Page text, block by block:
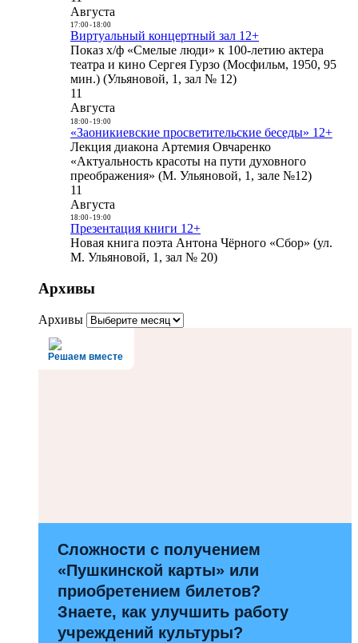
Августа
17:00- 18:00
Виртуальный концертный зал 12+
Показ х/ф «Смелые люди» к 100-летию актера
театра и кино Сергея Гурзо (Мосфильм, 1950, 95
мин.) (Ульяновой, 1, зал № 12)
11
Августа
18:00- 19:00
«Заоникиевские просветительские беседы» 12+
Лекция диакона Артемия Овчаренко
«Актуальность красоты на пути духовного
преображения» (М. Ульяновой, 1, зале №12)
11
Августа
18:00- 19:00
Презентация книги 12+
Новая книга поэта Антона Чёрного «Сбор» (ул.
М. Ульяновой, 1, зал № 20)
Архивы
Архивы
Решаем вместе
Сложности с получением
«Пушкинской карты» или
приобретением билетов?
Знаете, как улучшить работу
учреждений культуры?